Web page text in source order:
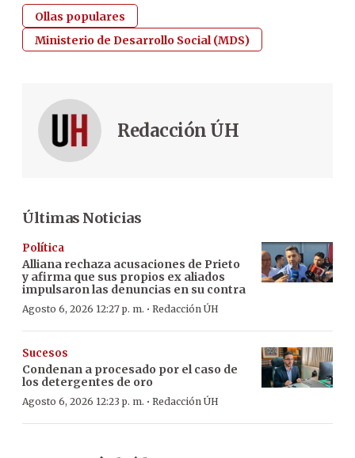
Ollas populares
Ministerio de Desarrollo Social (MDS)
Redacción ÚH
Últimas Noticias
Política
Alliana rechaza acusaciones de Prieto
y afirma que sus propios ex aliados
impulsaron las denuncias en su contra
Agosto 6, 2026 12:27 p. m. · Redacción ÚH
Sucesos
Condenan a procesado por el caso de
los detergentes de oro
Agosto 6, 2026 12:23 p. m. · Redacción ÚH